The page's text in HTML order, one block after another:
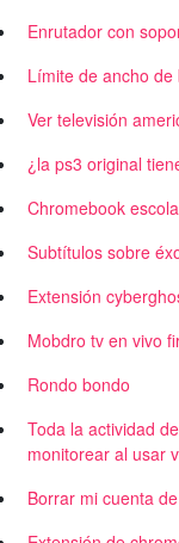
Enrutador con
Límite de ancho
Ver televisión
¿la ps3 original
Chromebook
Subtítulos sobre
Extensión
Mobdro tv en vivo
Rondo bondo
Toda la actividad
monitorear al usar
Borrar mi cuenta